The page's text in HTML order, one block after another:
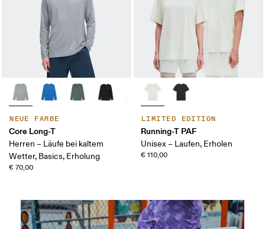
NEUE FARBE
Core Long-T
Herren – Läufe bei kaltem
Wetter, Basics, Erholung
€ 70,00
LIMITED EDITION
Running-T PAF
Unisex – Laufen, Erholen
€ 110,00